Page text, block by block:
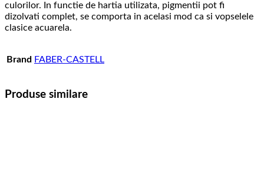
culorilor. In functie de hartia utilizata, pigmentii pot fi
dizolvati complet, se comporta in acelasi mod ca si vopselele
clasice acuarela.
Brand FABER-CASTELL
Produse similare